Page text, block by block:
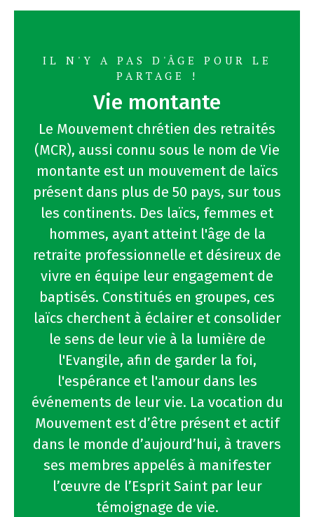
IL N'Y A PAS D'ÂGE POUR LE
PARTAGE !
Vie montante
Le Mouvement chrétien des retraités
(MCR), aussi connu sous le nom de Vie
montante est un mouvement de laïcs
présent dans plus de 50 pays, sur tous
les continents. Des laïcs, femmes et
hommes, ayant atteint l'âge de la
retraite professionnelle et désireux de
vivre en équipe leur engagement de
baptisés. Constitués en groupes, ces
laïcs cherchent à éclairer et consolider
le sens de leur vie à la lumière de
l'Evangile, afin de garder la foi,
l'espérance et l'amour dans les
événements de leur vie. La vocation du
Mouvement est d’être présent et actif
dans le monde d’aujourd’hui, à travers
ses membres appelés à manifester
l’œuvre de l’Esprit Saint par leur
témoignage de vie.